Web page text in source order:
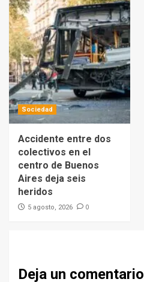
Sociedad
Accidente entre dos
colectivos en el
centro de Buenos
Aires deja seis
heridos
5 agosto, 2026 0
Deja un comentario